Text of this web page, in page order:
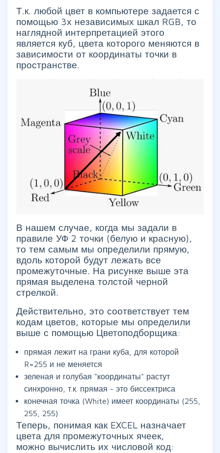
Т.к. любой цвет в компьютере задается с
помощью 3х независимых шкал RGB, то
наглядной интерпретацией этого
является куб, цвета которого меняются в
зависимости от координаты точки в
пространстве.
В нашем случае, когда мы задали в
правиле УФ 2 точки (белую и красную),
то тем самым мы определили прямую,
вдоль которой будут лежать все
промежуточные. На рисунке выше эта
прямая выделена толстой черной
стрелкой.
Действительно, это соответствует тем
кодам цветов, которые мы определили
выше с помощью Цветоподборщика:
прямая лежит на грани куба, для которой
R=255 и не меняется
зеленая и голубая "координаты" растут
синхронно, т.к. прямая - это биссектриса
конечная точка (White) имеет координаты (255,
255, 255)
Теперь, понимая как EXCEL назначает
цвета для промежуточных ячеек,
можно вычислить их числовой код: